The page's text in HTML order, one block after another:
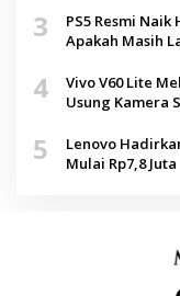
3
PS5 Resmi
Apakah Masih
4
Vivo V60 Lite
Usung Kamera
5
Lenovo
Mulai Rp7,8 Juta